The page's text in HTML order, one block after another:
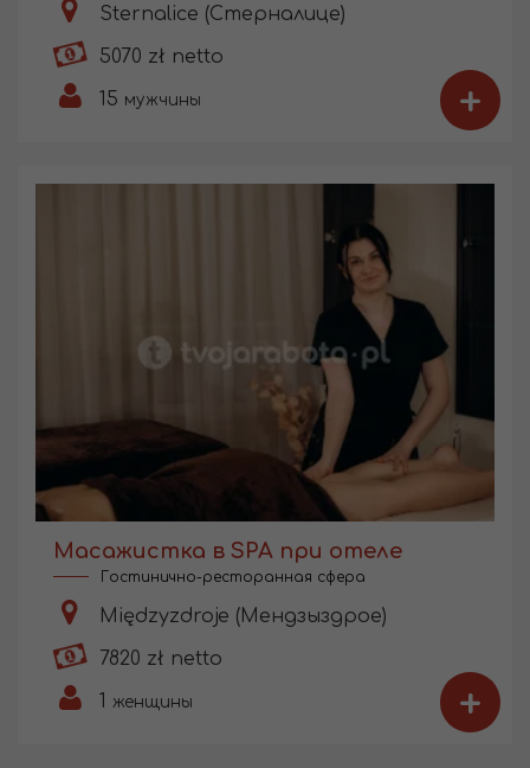
Sternalice (Стерналице)
5070 zł netto
15 мужчины +
Масажистка в SPA при отеле
Гостинично-ресторанная сфера
Międzyzdroje (Мендзыздрое)
7820 zł netto
1 женщины +